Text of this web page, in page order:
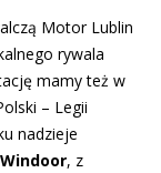
Motor Lublin
rywala
mamy też w
– Legii
nadzieje
Windoor, z